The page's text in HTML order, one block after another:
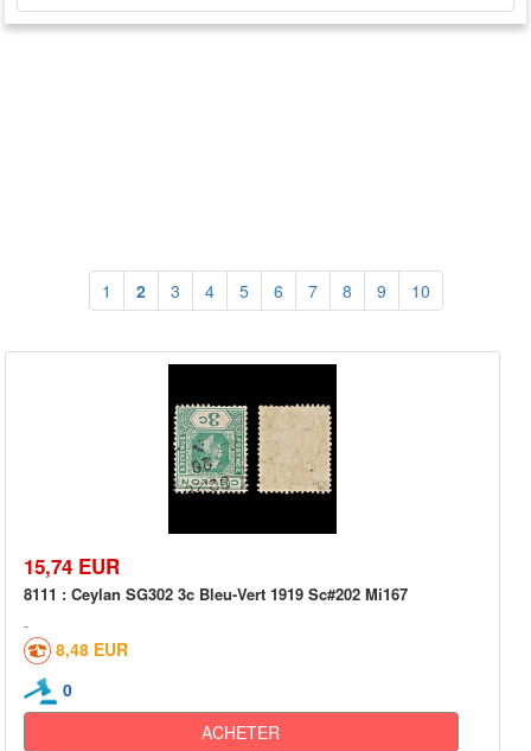
1 2 3 4 5 6 7 8 9 10
15,74 EUR
8111 : Ceylan SG302 3c Bleu-Vert 1919 Sc#202 Mi167
8,48 EUR
0
ACHETER